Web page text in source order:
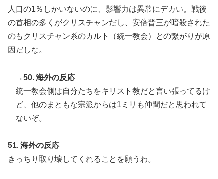
人口の1％しかいないのに、影響力は異常にデカい。戦後
の首相の多くがクリスチャンだし、安倍晋三が暗殺された
のもクリスチャン系のカルト（統一教会）との繋がりが原
因だしな。
→50. 海外の反応
統一教会側は自分たちをキリスト教だと言い張ってるけ
ど、他のまともな宗派からは1ミリも仲間だと思われて
ないぞ。
51. 海外の反応
きっちり取り壊してくれることを願うわ。